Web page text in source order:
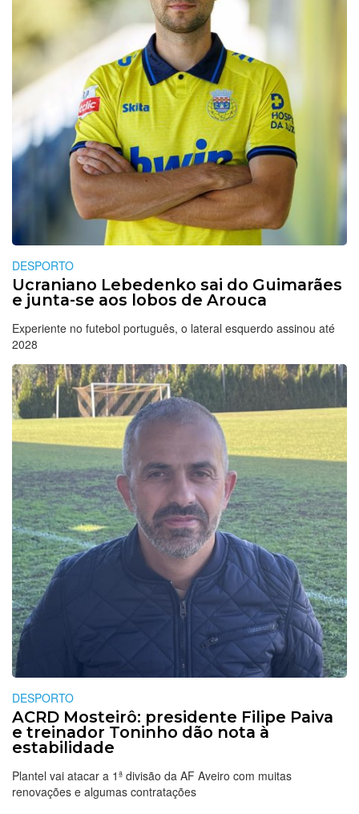
DESPORTO
Ucraniano Lebedenko sai do Guimarães
e junta-se aos lobos de Arouca
Experiente no futebol português, o lateral esquerdo assinou até
2028
DESPORTO
ACRD Mosteirô: presidente Filipe Paiva
e treinador Toninho dão nota à
estabilidade
Plantel vai atacar a 1ª divisão da AF Aveiro com muitas
renovações e algumas contratações